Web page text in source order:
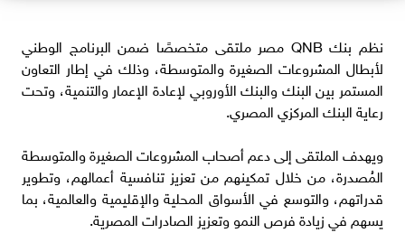
نظم بنك QNB مصر ملتقى متخصصًا ضمن البرنامج الوطني
لأبطال المشروعات الصغيرة والمتوسطة، وذلك في إطار التعاون
المستمر بين البنك والبنك الأوروبي لإعادة الإعمار والتنمية، وتحت
رعاية البنك المركزي المصري.
ويهدف الملتقى إلى دعم أصحاب المشروعات الصغيرة والمتوسطة
المُصدرة، من خلال تمكينهم من تعزيز تنافسية أعمالهم، وتطوير
قدراتهم، والتوسع في الأسواق المحلية والإقليمية والعالمية، بما
يسهم في زيادة فرص النمو وتعزيز الصادرات المصرية.